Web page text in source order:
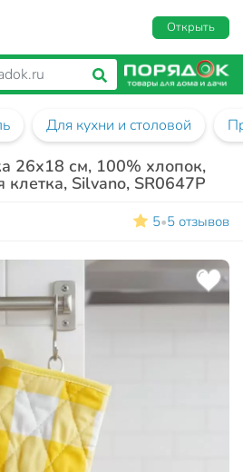
Открыть
Для кухни и столовой
26х18 см, 100% хлопок,
клетка, Silvano, SR0647P
5•5 отзывов